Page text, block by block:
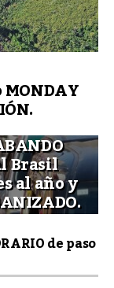
Brasil
al año y
de paso